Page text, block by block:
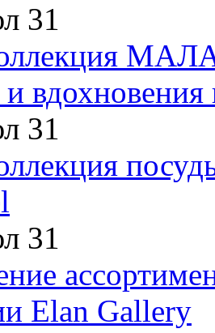
31
и
31
31
Elan Gallery